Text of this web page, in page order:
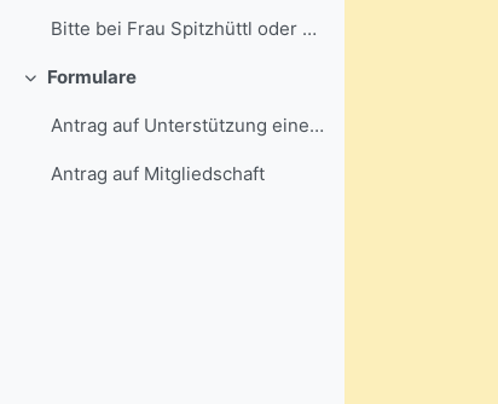
Bitte bei Frau Spitzhüttl oder Frau Rietz erfragen...
Einklappen
Formulare
Antrag auf Unterstützung eines schulischen Vorhabens
Antrag auf Mitgliedschaft